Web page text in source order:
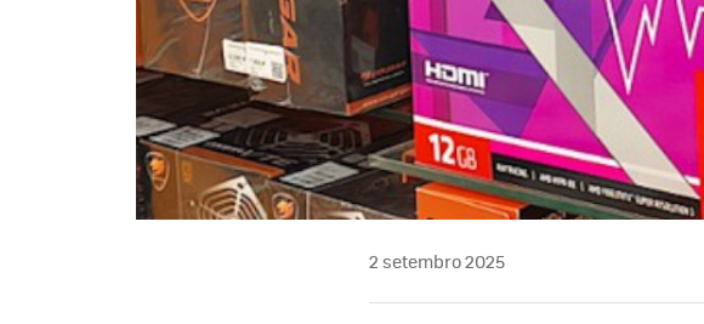
2 setembro 2025